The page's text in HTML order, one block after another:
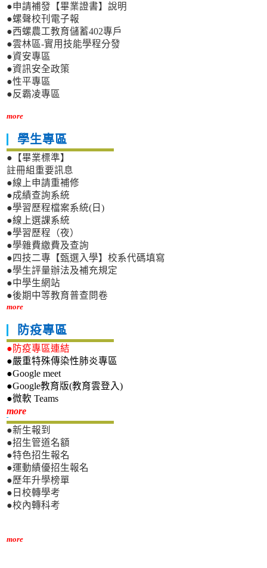
●申請補發【畢業證書】說明
●螺聲校刊電子報
●西螺農工教育儲蓄402專戶
●雲林區-實用技能學程分發
●資安專區
●資訊安全政策
●性平專區
●反霸凌專區
more
學生專區
●【畢業標準】
註冊組重要訊息
●線上申請重補修
●成績查詢系統
●學習歷程檔案系統(日)
●線上選課系統
●學習歷程（夜）
●學雜費繳費及查詢
●四技二專【甄選入學】校系代碼填寫
●學生評量辦法及補充規定
●中學生網站
●後期中等教育普查問卷
more
防疫專區
●防疫專區連結
●嚴重特殊傳染性肺炎專區
●Google meet
●Google教育版(教育雲登入)
●微軟 Teams
more新生專區
●新生報到
●招生管道名額
●特色招生報名
●運動績優招生報名
●歷年升學榜單
●日校轉學考
●校內轉科考
more